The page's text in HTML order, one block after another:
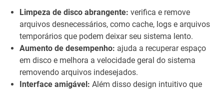
Limpeza de disco abrangente: verifica e remove
arquivos desnecessários, como cache, logs e arquivos
temporários que podem deixar seu sistema lento.
Aumento de desempenho: ajuda a recuperar espaço
em disco e melhora a velocidade geral do sistema
removendo arquivos indesejados.
Interface amigável: Além disso design intuitivo que